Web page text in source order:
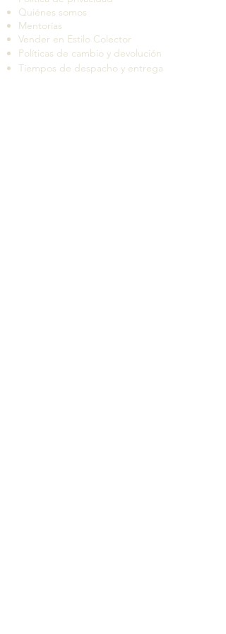
Quiénes somos
Mentorías
Vender en Estilo Colector
Políticas de cambio y devolución
Tiempos de despacho y entrega